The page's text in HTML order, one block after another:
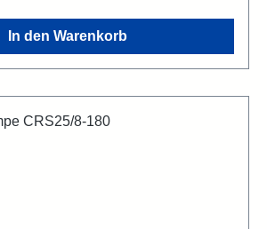
In den Warenkorb